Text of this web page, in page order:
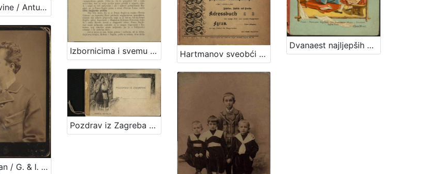
Kip domovine / Antun Gustav Matoš
Izbornicima i svemu narodu kotara bjelovarskoga / [Stjepan Radić, predsjednik glavnoga odbora Hrvatske Seljačke Pučke Stranke i njezin kandidat za kotar bjelovarski] Hartmanov sveobći popis stanova sa podpunim adresarom oblasti, ureda, obrtnika i trgovaca kralj. slobodnoga i glavnoga grada Zagreba : prvi tečaj sa slikom gradonačelnika i tlorisom gradskim = Hartman's allgemeiner Wohnungsanzeiger nebst vollständigem Behörden-, Handels-, und Gewerbe- Adressbuch der köngl. frei- u. Landeshauptstadt Agrem : erster Jahrgang mit dem portrait des Bürgermeisters der St
Dvanaest najljepših priča i narodnih pripovijedaka
Andrija Fijan / G. & I. Varga
Pozdrav iz Zagreba / R. Mosinger, Zagreb